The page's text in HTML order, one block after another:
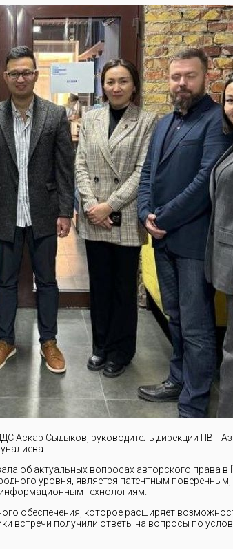
Аскар Сыдыков, руководитель дирекции ПВТ
об актуальных вопросах авторского права в
уровня, является патентным
технологиям.
обеспечения, которое расширяет
встречи получили ответы на вопросы по